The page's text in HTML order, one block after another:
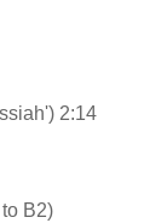
2:14
B2)